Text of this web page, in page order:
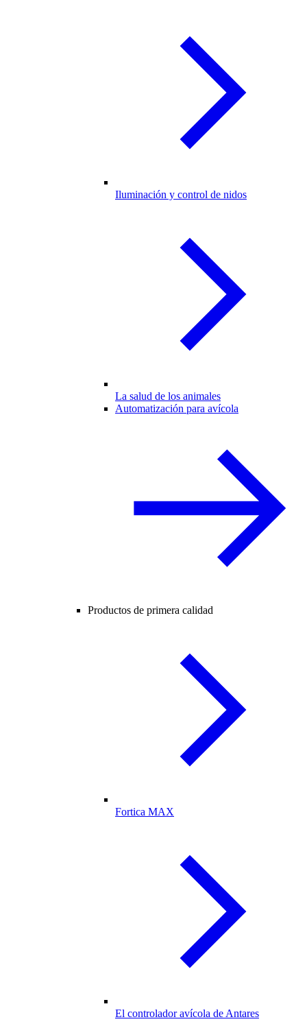
Iluminación y control de nidos
La salud de los animales
Automatización para avícola
Productos de primera calidad
Fortica MAX
El controlador avícola de Antares